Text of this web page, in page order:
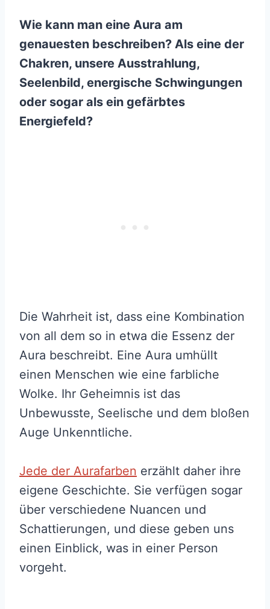
Wie kann man eine Aura am
genauesten beschreiben? Als eine der
Chakren, unsere Ausstrahlung,
Seelenbild, energische Schwingungen
oder sogar als ein gefärbtes
Energiefeld?
Die Wahrheit ist, dass eine Kombination
von all dem so in etwa die Essenz der
Aura beschreibt. Eine Aura umhüllt
einen Menschen wie eine farbliche
Wolke. Ihr Geheimnis ist das
Unbewusste, Seelische und dem bloßen
Auge Unkenntliche.
Jede der Aurafarben erzählt daher ihre
eigene Geschichte. Sie verfügen sogar
über verschiedene Nuancen und
Schattierungen, und diese geben uns
einen Einblick, was in einer Person
vorgeht.